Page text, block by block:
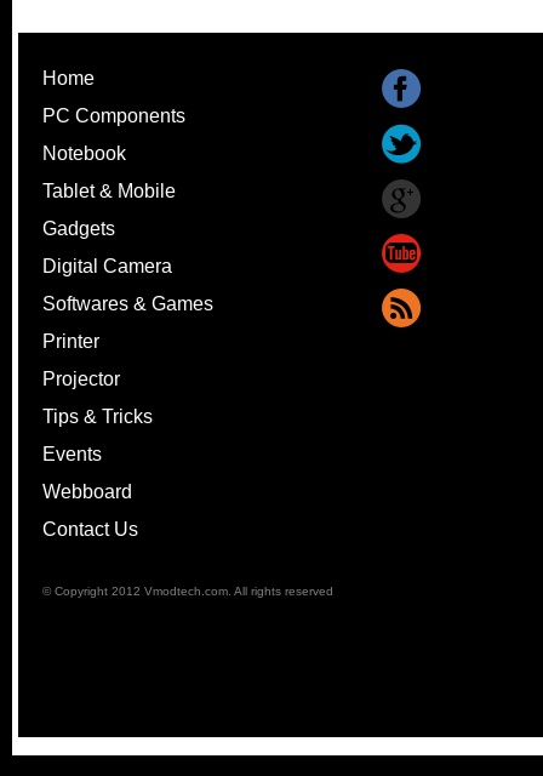
Home
PC Components
Notebook
Tablet & Mobile
Gadgets
Digital Camera
Softwares & Games
Printer
Projector
Tips & Tricks
Events
Webboard
Contact Us
© Copyright 2012 Vmodtech.com. All rights reserved